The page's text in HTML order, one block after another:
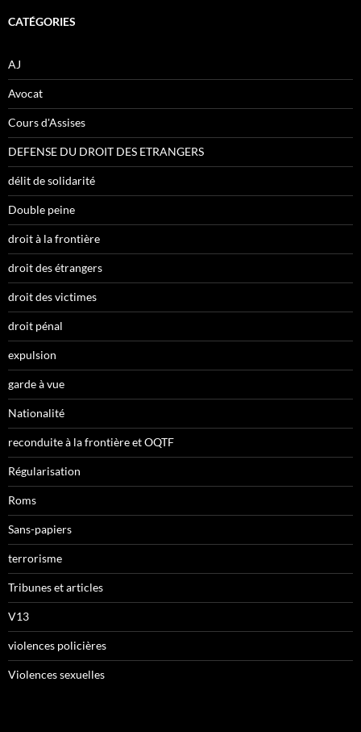
CATÉGORIES
AJ
Avocat
Cours d'Assises
DEFENSE DU DROIT DES ETRANGERS
délit de solidarité
Double peine
droit à la frontière
droit des étrangers
droit des victimes
droit pénal
expulsion
garde à vue
Nationalité
reconduite à la frontière et OQTF
Régularisation
Roms
Sans-papiers
terrorisme
Tribunes et articles
V13
violences policières
Violences sexuelles